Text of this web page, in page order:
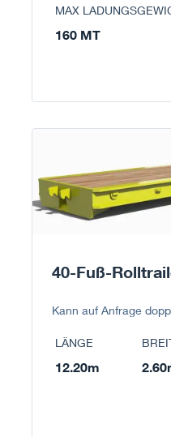
MAX
160 MT
40-Fuß-
Kann auf Anfrage
LÄNGE
12.20m